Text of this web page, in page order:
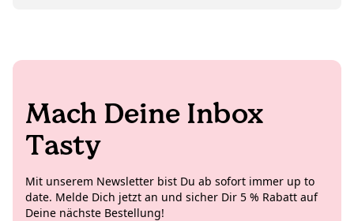
Mach Deine Inbox
Tasty
Mit unserem Newsletter bist Du ab sofort immer up to
date. Melde Dich jetzt an und sicher Dir 5 % Rabatt auf
Deine nächste Bestellung!